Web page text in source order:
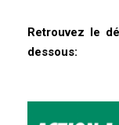
Retrouvez le
dessous: